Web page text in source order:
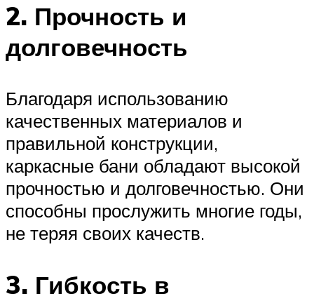
2. Прочность и
долговечность
Благодаря использованию
качественных материалов и
правильной конструкции,
каркасные бани обладают высокой
прочностью и долговечностью. Они
способны прослужить многие годы,
не теряя своих качеств.
3. Гибкость в